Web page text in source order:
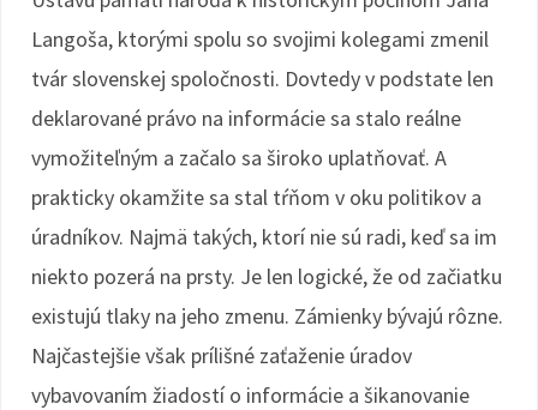
Langoša, ktorými spolu so svojimi kolegami zmenil
tvár slovenskej spoločnosti. Dovtedy v podstate len
deklarované právo na informácie sa stalo reálne
vymožiteľným a začalo sa široko uplatňovať. A
prakticky okamžite sa stal tŕňom v oku politikov a
úradníkov. Najmä takých, ktorí nie sú radi, keď sa im
niekto pozerá na prsty. Je len logické, že od začiatku
existujú tlaky na jeho zmenu. Zámienky bývajú rôzne.
Najčastejšie však prílišné zaťaženie úradov
vybavovaním žiadostí o informácie a šikanovanie